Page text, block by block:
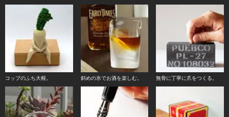
コップのふち大根。 斜めの氷でお酒を楽しむ。 無骨に丁寧に爪をつくる。